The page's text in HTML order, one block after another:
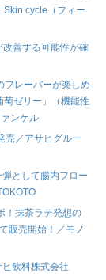
Skin cycle（フィー
改善する可能性が確
フレーバーが楽しめ
萄ゼリー」（機能性
ンケル
売／アサヒグルー
として腸内フロー
！抹茶ラテ発想の
販売開始！／モノ
飲料株式会社